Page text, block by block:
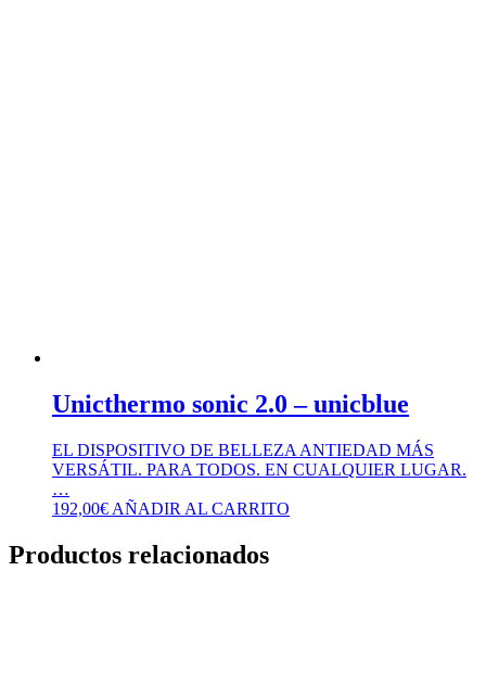
Unicthermo sonic 2.0 – unicblue
EL DISPOSITIVO DE BELLEZA ANTIEDAD MÁS
VERSÁTIL. PARA TODOS. EN CUALQUIER LUGAR.
…
192,00€ AÑADIR AL CARRITO
Productos relacionados